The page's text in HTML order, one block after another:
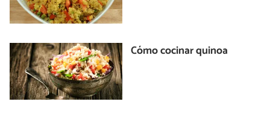
Cómo cocinar quinoa